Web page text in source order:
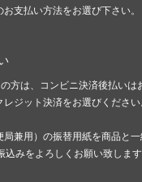
支払い方法をお選び下さい。
方は、コンビニ決済後払いは
ジット決済をお選びください
局兼用）の振替用紙を商品と
みをよろしくお願い致します